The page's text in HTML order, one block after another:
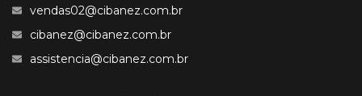
vendas02@cibanez.com.br
cibanez@cibanez.com.br
assistencia@cibanez.com.br